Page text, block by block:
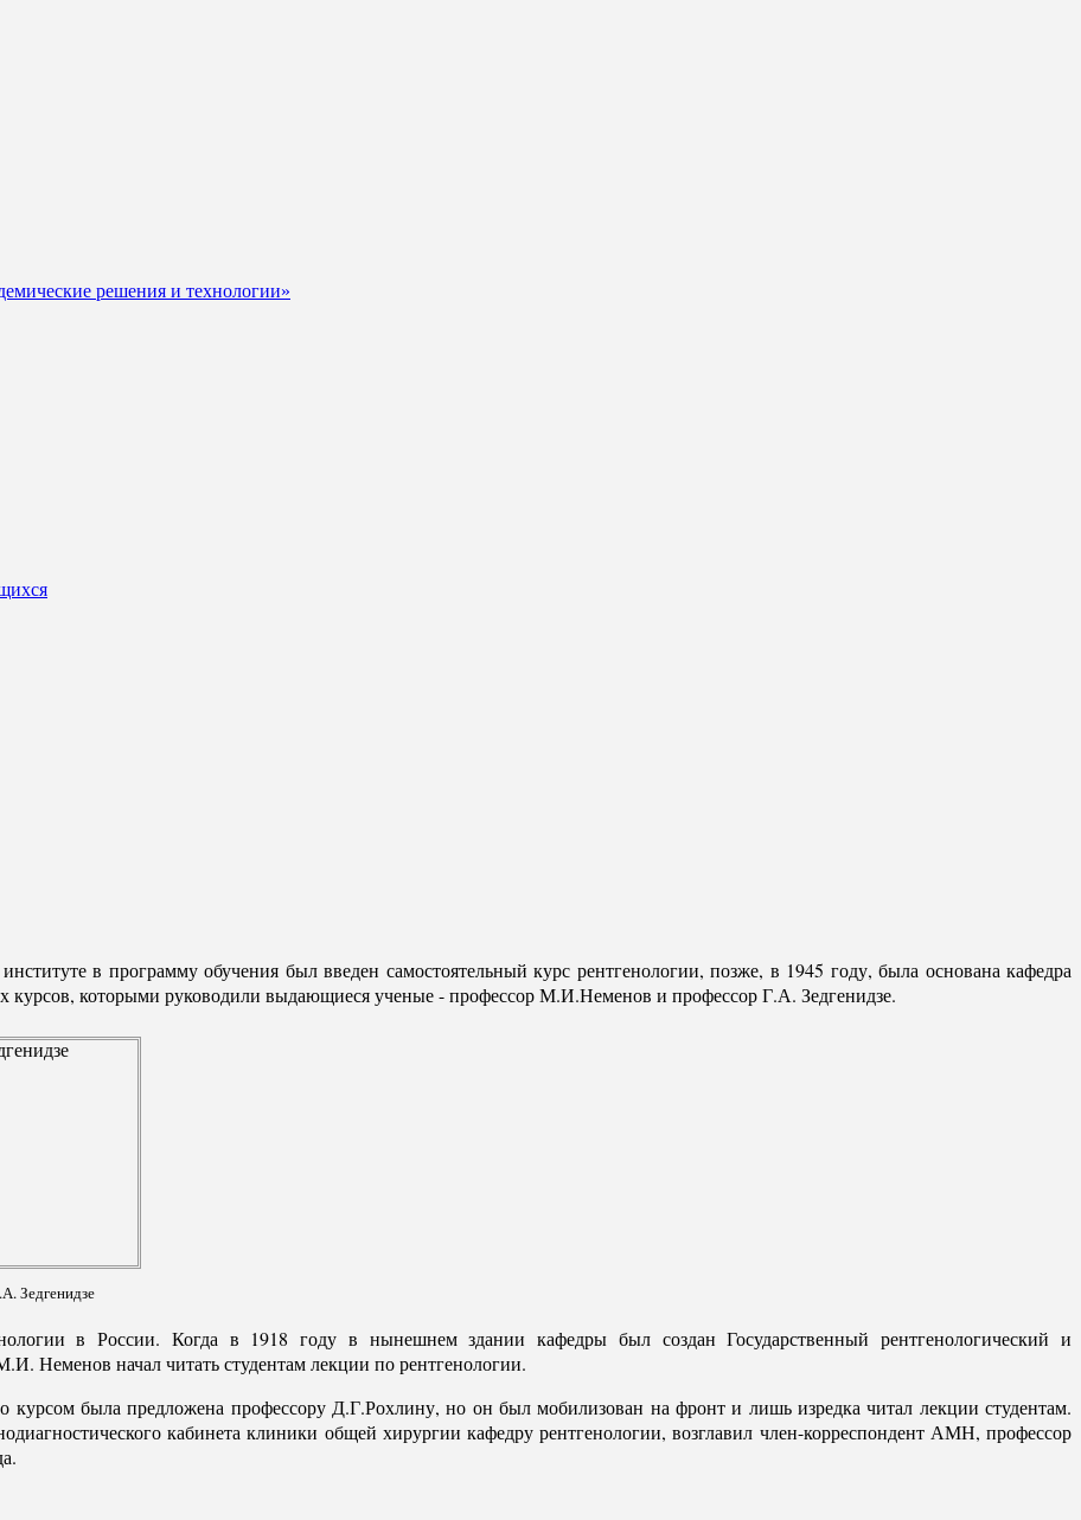
решения и технологии»
в программу обучения был введен самостоятельный курс рентгенологии, позже, в 1945 году, была основана кафедра
курсов, которыми руководили выдающиеся ученые - профессор М.И.Неменов и профессор Г.А. Зедгенидзе.
Зедгенидзе
в России. Когда в 1918 году в нынешнем здании кафедры был создан Государственный рентгенологический и
Неменов начал читать студентам лекции по рентгенологии.
была предложена профессору Д.Г.Рохлину, но он был мобилизован на фронт и лишь изредка читал лекции студентам.
кабинета клиники общей хирургии кафедру рентгенологии, возглавил член-корреспондент АМН, профессор